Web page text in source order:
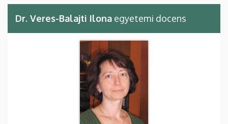
Dr. Veres-Balajti Ilona egyetemi docens